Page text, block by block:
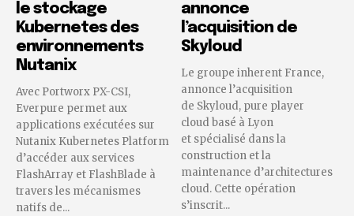
le stockage
Kubernetes des
environnements
Nutanix
Avec Portworx PX-CSI,
Everpure permet aux
applications exécutées sur
Nutanix Kubernetes Platform
d’accéder aux services
FlashArray et FlashBlade à
travers les mécanismes
natifs de...
annonce
l’acquisition de
Skyloud
Le groupe inherent France,
annonce l’acquisition
de Skyloud, pure player
cloud basé à Lyon
et spécialisé dans la
construction et la
maintenance d’architectures
cloud. Cette opération
s’inscrit...